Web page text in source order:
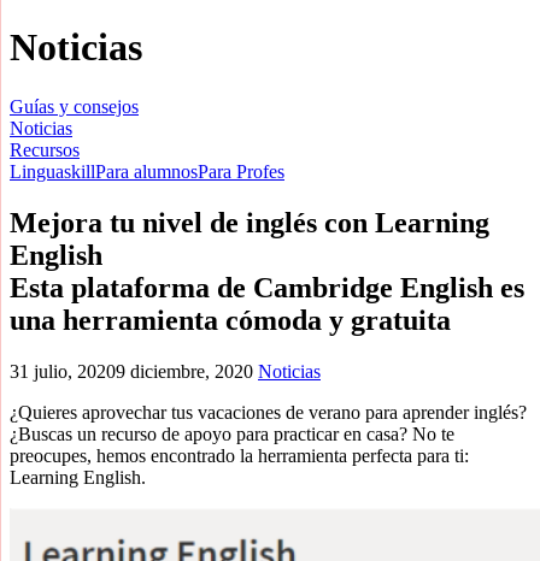
Noticias
Guías y consejos
Noticias
Recursos
LinguaskillPara alumnosPara Profes
Mejora tu nivel de inglés con Learning
English
Esta plataforma de Cambridge English es
una herramienta cómoda y gratuita
31 julio, 20209 diciembre, 2020 Noticias
¿Quieres aprovechar tus vacaciones de verano para aprender inglés?
¿Buscas un recurso de apoyo para practicar en casa? No te
preocupes, hemos encontrado la herramienta perfecta para ti:
Learning English.